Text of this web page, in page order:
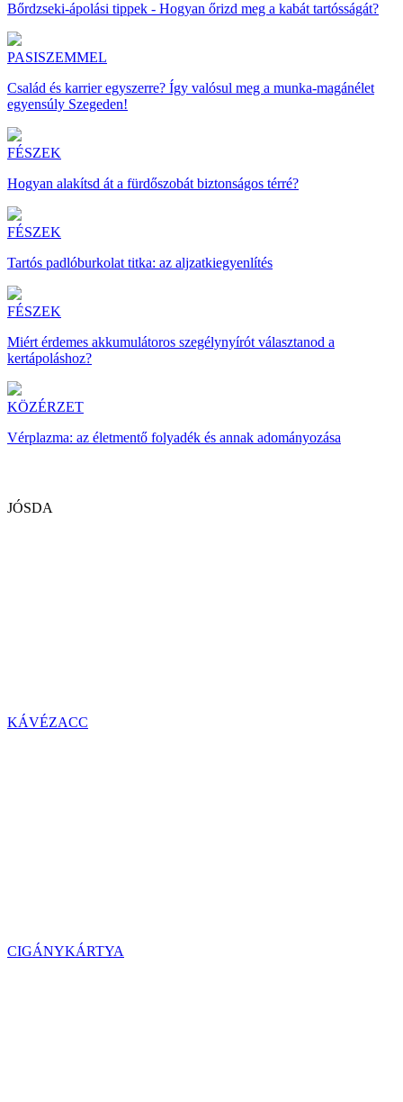
Bőrdzseki-ápolási tippek - Hogyan őrizd meg a kabát tartósságát?
PASISZEMMEL
Család és karrier egyszerre? Így valósul meg a munka-magánélet
egyensúly Szegeden!
FÉSZEK
Hogyan alakítsd át a fürdőszobát biztonságos térré?
FÉSZEK
Tartós padlóburkolat titka: az aljzatkiegyenlítés
FÉSZEK
Miért érdemes akkumulátoros szegélynyírót választanod a
kertápoláshoz?
KÖZÉRZET
Vérplazma: az életmentő folyadék és annak adományozása
JÓSDA
KÁVÉZACC
CIGÁNYKÁRTYA